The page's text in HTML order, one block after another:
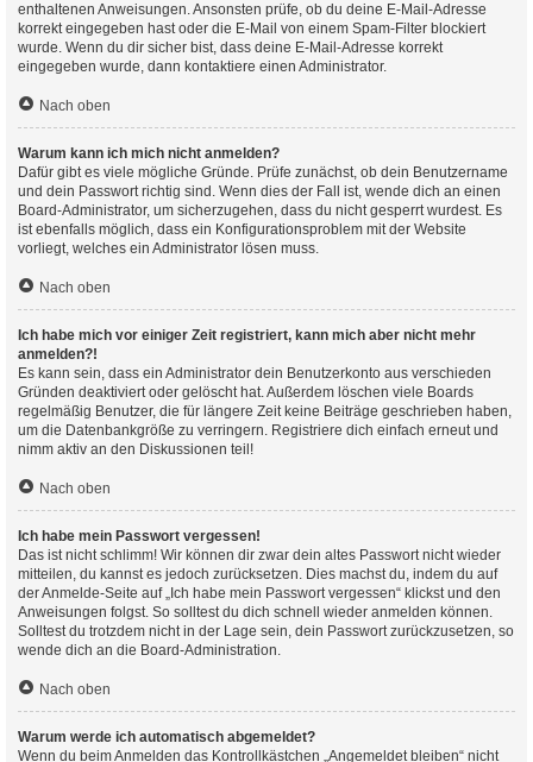
enthaltenen Anweisungen. Ansonsten prüfe, ob du deine E-Mail-Adresse
korrekt eingegeben hast oder die E-Mail von einem Spam-Filter blockiert
wurde. Wenn du dir sicher bist, dass deine E-Mail-Adresse korrekt
eingegeben wurde, dann kontaktiere einen Administrator.
Nach oben
Warum kann ich mich nicht anmelden?
Dafür gibt es viele mögliche Gründe. Prüfe zunächst, ob dein Benutzername
und dein Passwort richtig sind. Wenn dies der Fall ist, wende dich an einen
Board-Administrator, um sicherzugehen, dass du nicht gesperrt wurdest. Es
ist ebenfalls möglich, dass ein Konfigurationsproblem mit der Website
vorliegt, welches ein Administrator lösen muss.
Nach oben
Ich habe mich vor einiger Zeit registriert, kann mich aber nicht mehr
anmelden?!
Es kann sein, dass ein Administrator dein Benutzerkonto aus verschieden
Gründen deaktiviert oder gelöscht hat. Außerdem löschen viele Boards
regelmäßig Benutzer, die für längere Zeit keine Beiträge geschrieben haben,
um die Datenbankgröße zu verringern. Registriere dich einfach erneut und
nimm aktiv an den Diskussionen teil!
Nach oben
Ich habe mein Passwort vergessen!
Das ist nicht schlimm! Wir können dir zwar dein altes Passwort nicht wieder
mitteilen, du kannst es jedoch zurücksetzen. Dies machst du, indem du auf
der Anmelde-Seite auf „Ich habe mein Passwort vergessen“ klickst und den
Anweisungen folgst. So solltest du dich schnell wieder anmelden können.
Solltest du trotzdem nicht in der Lage sein, dein Passwort zurückzusetzen, so
wende dich an die Board-Administration.
Nach oben
Warum werde ich automatisch abgemeldet?
Wenn du beim Anmelden das Kontrollkästchen „Angemeldet bleiben“ nicht